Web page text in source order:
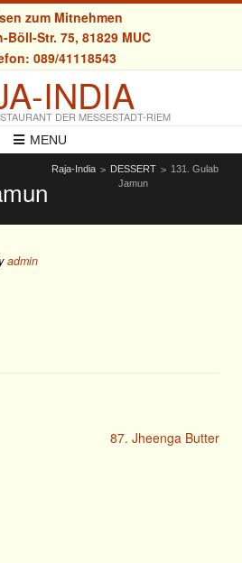
zum Mitnehmen
Böll-Str. 75, 81829 MUC
089/41118543
INDIA
DER MESSESTADT-RIEM
MENU
Raja-India > DESSERT > 131. Gulab
Jamun
admin
87. Jheenga Butter